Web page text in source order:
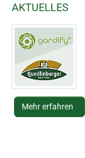
AKTUELLES
Mehr erfahren